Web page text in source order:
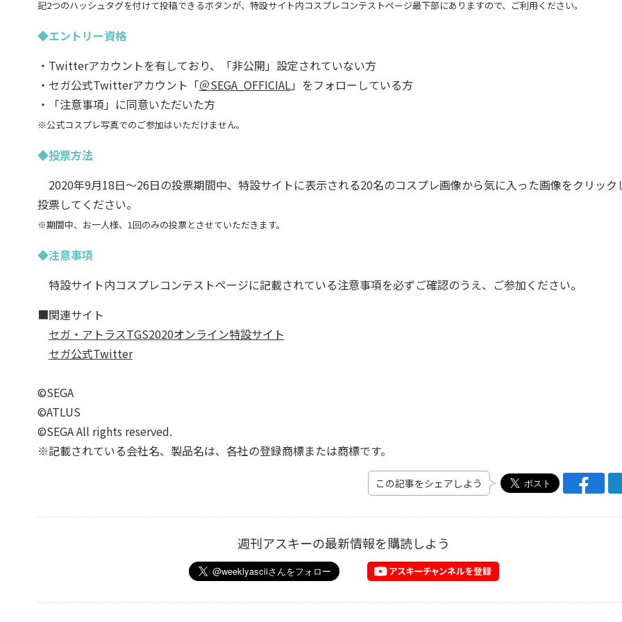
記2つのハッシュタグを付けて投稿できるボタンが、特設サイト内コスプレコンテストページ最下部にありますので、ご利用ください。
◆エントリー資格
・Twitterアカウントを有しており、「非公開」設定されていない方
・セガ公式Twitterアカウント「＠SEGA_OFFICIAL 」をフォローしている方
・「注意事項」に同意いただいた方
※公式コスプレ写真でのご参加はいただけません。
◆投票方法
2020年9月18日～26日の投票期間中、特設サイトに表示される20名のコスプレ画像から気に入った画像をクリック
投票してください。
※期間中、お一人様、1回のみの投票とさせていただきます。
◆注意事項
特設サイト内コスプレコンテストページに記載されている注意事項を必ずご確認のうえ、ご参加ください。
■関連サイト
セガ・アトラスTGS2020オンライン特設サイト
セガ公式Twitter
©SEGA
©ATLUS
©SEGA All rights reserved.
※記載されている会社名、製品名は、各社の登録商標または商標です。
この記事をシェアしよう
週刊アスキーの最新情報を購読しよう